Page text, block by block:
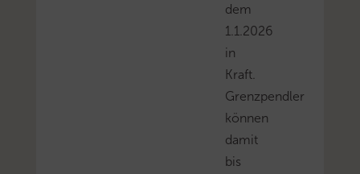
dem
1.1.2026
in
Kraft.
Grenzpendler
können
damit
bis